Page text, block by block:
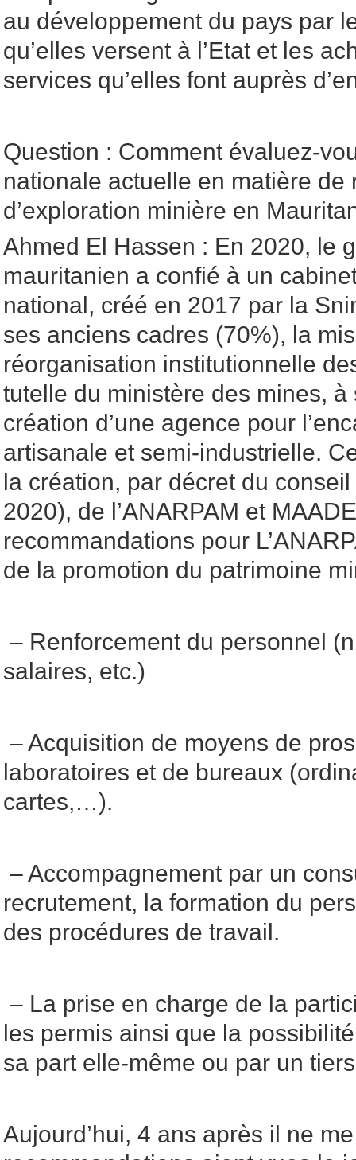
au développement du pays par
qu’elles versent à l’Etat et les
services qu’elles font auprès
Question : Comment évaluez-
nationale actuelle en matière de
d’exploration minière en
Ahmed El Hassen : En 2020, le
mauritanien a confié à un
national, créé en 2017 par la
ses anciens cadres (70%), la
réorganisation institutionnelle
tutelle du ministère des mines, à
création d’une agence pour
artisanale et semi-industrielle.
la création, par décret du
2020), de l’ANARPAM et
recommandations pour
de la promotion du patrimoine
– Renforcement du personnel
salaires, etc.)
– Acquisition de moyens de
laboratoires et de bureaux
cartes,…).
– Accompagnement par un
recrutement, la formation du
des procédures de travail.
– La prise en charge de la
les permis ainsi que la
sa part elle-même ou par un
Aujourd’hui, 4 ans après il ne